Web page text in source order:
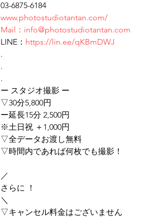
03-6875-6184
www.photostudiotantan.com/
Mail：info@photostudiotantan.com
LINE： https://lin.ee/qKBmDWJ
.
.
.
ー スタジオ撮影 ー
▽30分5,800円
ー延長15分 2,500円
※土日祝 ＋1,000円
▽全データお渡し無料
▽時間内であれば何枚でも撮影！
／
さらに ！
＼
▽キャンセル料金はございません